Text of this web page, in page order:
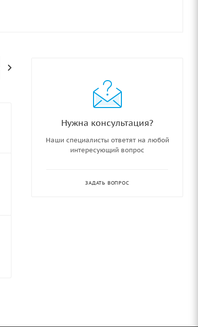
Нужна консультация?
Наши специалисты ответят на любой
интересующий вопрос
ЗАДАТЬ ВОПРОС